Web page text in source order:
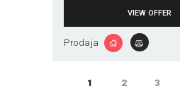
VIEW OFFER
Prodaja
Пагинација
PAGE
1 PAGE
2 PAGE
3